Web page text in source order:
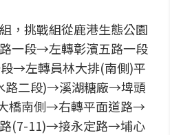
，挑戰組從鹿港生態公園
一段→左轉彰濱五路一段
→左轉員林大排(南側)平
路二段)→溪湖糖廠→埤頭
橋南側→右轉平面道路→
(7-11)→接永定路→埔心